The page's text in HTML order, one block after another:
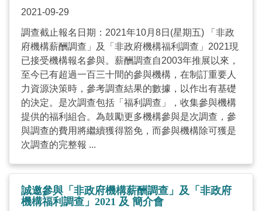
2021-09-29
調查截止報名日期：2021年10月8日(星期五) 「非政
府機構薪酬調查」及「非政府機構福利調查」2021現
已接受機構報名參與。薪酬調查自2003年推展以來，
至今已有超過一百三十間的參與機構，在制訂重要人
力資源決策時，參考調查結果的數據，以作出有基礎
的決定。是次調查包括「福利調查」，收集參與機構
提供的福利組合。為鼓勵更多機構參與是次調查，參
與調查的費用將繼續獲得豁免，而參與機構除可獲是
次調查的完整報 ...
誠邀參與「非政府機構薪酬調查」及「非政府
機構福利調查」2021 及 簡介會